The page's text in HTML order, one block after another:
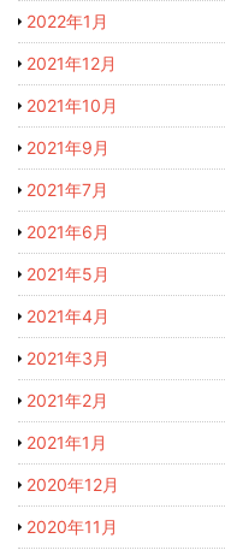
2022年1月
2021年12月
2021年10月
2021年9月
2021年7月
2021年6月
2021年5月
2021年4月
2021年3月
2021年2月
2021年1月
2020年12月
2020年11月